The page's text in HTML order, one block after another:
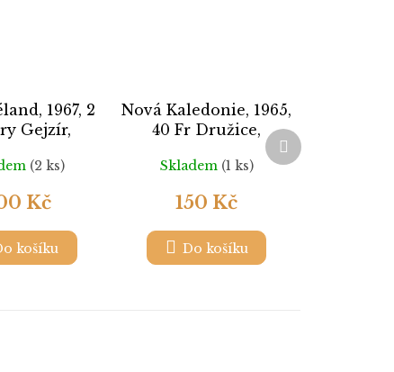
1967, 2
Gejzír,
(2 ks)
Kč
košíku
Nová Kaledonie, 1965,
40 Fr Družice,
Skladem (1 ks)
150 Kč
Do košíku
Další
produkt